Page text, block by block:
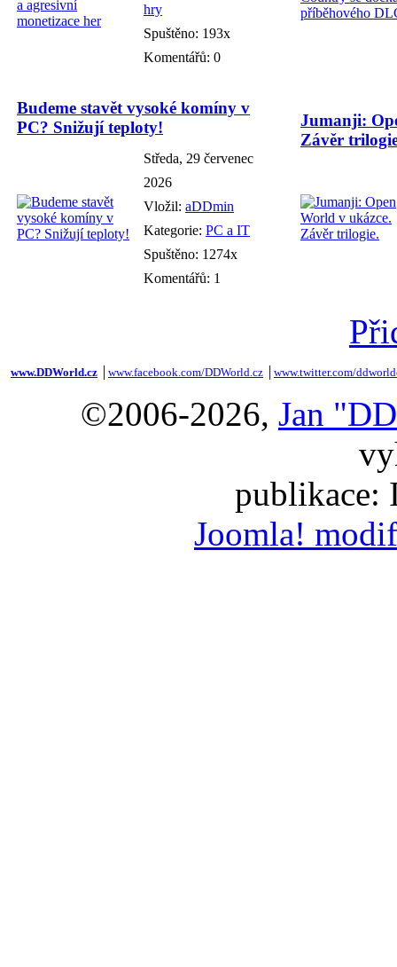
hry
Spuštěno: 193x
Komentářů: 0
Budeme stavět vysoké komíny v
PC? Snižují teploty!
Středa, 29 červenec
2026
Vložil: aDDmin
Kategorie: PC a IT
Spuštěno: 1274x
Komentářů: 1
Jumanji:
Závěr
www.DDWorld.cz www.facebook.com/DDWorld.cz www.twitter.com/
©2006-2026, Jan
publikace:
Joomla!